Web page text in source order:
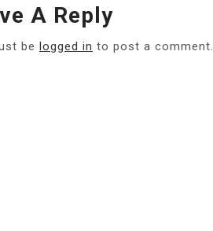
A Reply
be logged in to post a comment.